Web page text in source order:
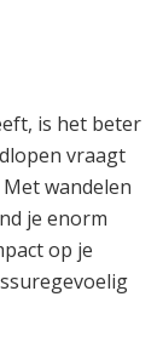
is het beter
vraagt
wandelen
je enorm
op je